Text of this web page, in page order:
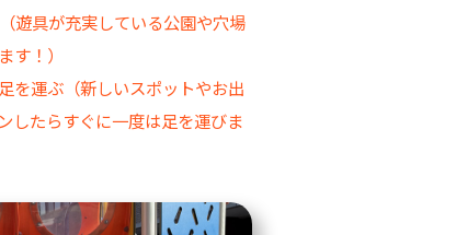
遊具が充実している公園や穴場
す！）
を運ぶ（新しいスポットやお出
したらすぐに一度は足を運びま